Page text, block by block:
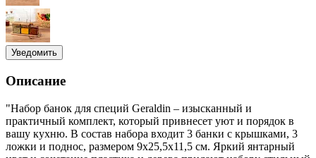
Уведомить
Описание
"Набор банок для специй Geraldin – изысканный и
практичный комплект, который привнесет уют и порядок в
вашу кухню. В состав набора входит 3 банки с крышками, 3
ложки и поднос, размером 9x25,5x11,5 см. Яркий янтарный